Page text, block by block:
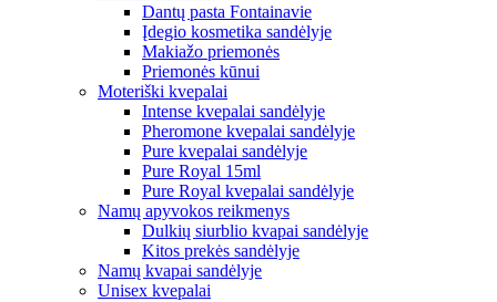
Dantų pasta Fontainavie
Įdegio kosmetika sandėlyje
Makiažo priemonės
Priemonės kūnui
Moteriški kvepalai
Intense kvepalai sandėlyje
Pheromone kvepalai sandėlyje
Pure kvepalai sandėlyje
Pure Royal 15ml
Pure Royal kvepalai sandėlyje
Namų apyvokos reikmenys
Dulkių siurblio kvapai sandėlyje
Kitos prekės sandėlyje
Namų kvapai sandėlyje
Unisex kvepalai